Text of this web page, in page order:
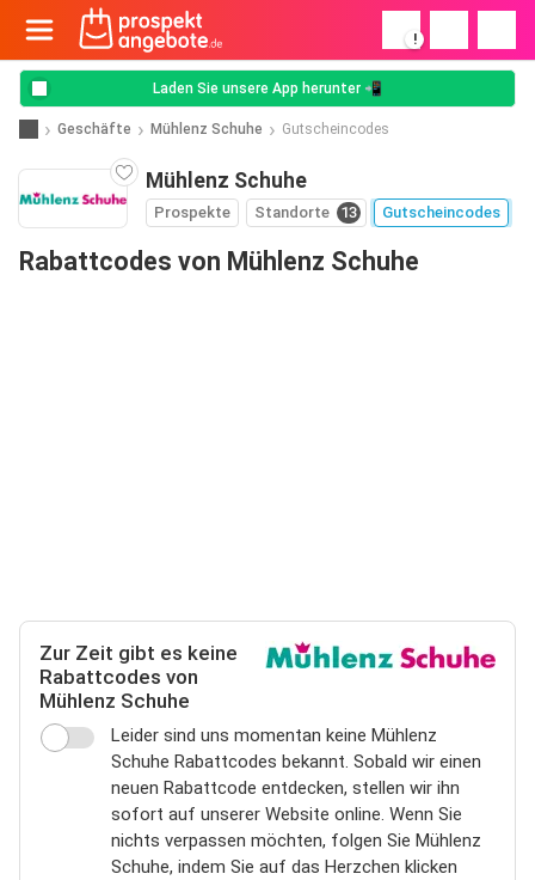
!
Laden Sie unsere App herunter 📲
Geschäfte Mühlenz Schuhe Gutscheincodes
Mühlenz Schuhe
Prospekte Standorte 13 Gutscheincodes
Rabattcodes von Mühlenz Schuhe
Zur Zeit gibt es keine
Rabattcodes von
Mühlenz Schuhe
Leider sind uns momentan keine Mühlenz
Schuhe Rabattcodes bekannt. Sobald wir einen
neuen Rabattcode entdecken, stellen wir ihn
sofort auf unserer Website online. Wenn Sie
nichts verpassen möchten, folgen Sie Mühlenz
Schuhe, indem Sie auf das Herzchen klicken